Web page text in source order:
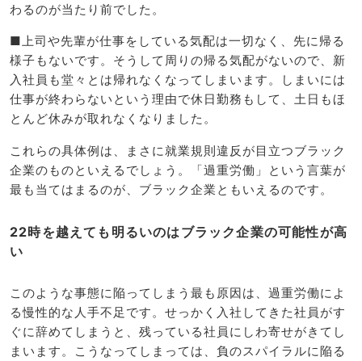
わるのが当たり前でした。
■上司や先輩が仕事をしている気配は一切なく、先に帰る
様子もないです。そうして周りの帰る気配がないので、新
入社員も堂々とは帰れなくなってしまいます。しまいには
仕事が終わらないという理由で休日勤務もして、土日もほ
とんど休みが取れなくなりました。
これらの具体例は、まさに就業規則違反が目立つブラック
企業のものといえるでしょう。「過重労働」という言葉が
最も当てはまるのが、ブラック企業ともいえるのです。
22時を越えても明るいのはブラック企業の可能性が高
い
このような事態に陥ってしまう最も原因は、過重労働によ
る慢性的な人手不足です。せっかく入社してきた社員がす
ぐに辞めてしまうと、残っている社員にしわ寄せがきてし
まいます。こうなってしまっては、負のスパイラルに陥る